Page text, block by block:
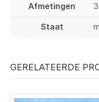
Afmetingen
Staat
GERELATEERDE